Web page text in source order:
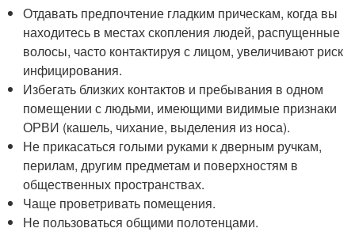
Отдавать предпочтение гладким прическам, когда вы
находитесь в местах скопления людей, распущенные
волосы, часто контактируя с лицом, увеличивают риск
инфицирования.
Избегать близких контактов и пребывания в одном
помещении с людьми, имеющими видимые признаки
ОРВИ (кашель, чихание, выделения из носа).
Не прикасаться голыми руками к дверным ручкам,
перилам, другим предметам и поверхностям в
общественных пространствах.
Чаще проветривать помещения.
Не пользоваться общими полотенцами.